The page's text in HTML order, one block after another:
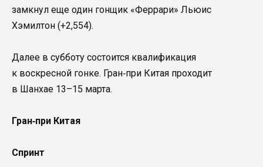
замкнул еще один гонщик «Феррари» Льюис
Хэмилтон (+2,554).
Далее в субботу состоится квалификация
к воскресной гонке. Гран‑при Китая проходит
в Шанхае 13–15 марта.
Гран‑при Китая
Спринт